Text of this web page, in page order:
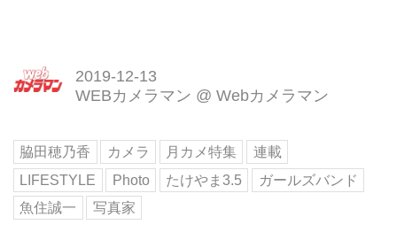
2019-12-13
WEBカメラマン @ Webカメラマン
脇田穂乃香 カメラ 月カメ特集
連載
LIFESTYLE
Photo たけやま3.5
ガールズバンド
魚住誠一
写真家